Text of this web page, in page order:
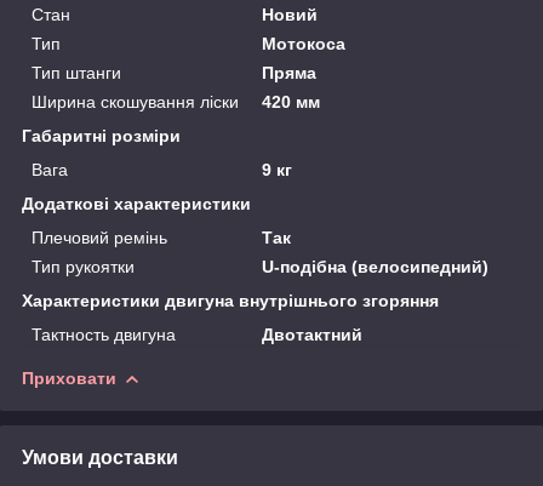
Стан
Новий
Тип
Мотокоса
Тип штанги
Пряма
Ширина скошування ліски
420 мм
Габаритні розміри
Вага
9 кг
Додаткові характеристики
Плечовий ремінь
Так
Тип рукоятки
U-подібна (велосипедний)
Характеристики двигуна внутрішнього згоряння
Тактность двигуна
Двотактний
Приховати
Умови доставки